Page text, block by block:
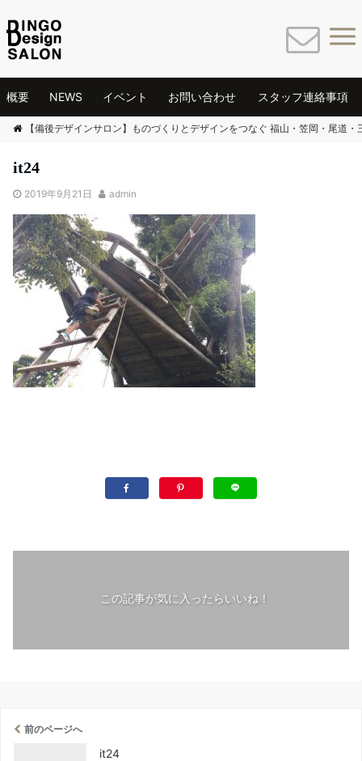
概要 NEWS イベント お問い合わせ スタッフ連絡事項
【備後デザインサロン】ものづくりとデザインをつなぐ 福山・笠岡・尾道・
it24
2019年9月21日 admin
この記事が気に入ったらいいね！
前のページへ
it24